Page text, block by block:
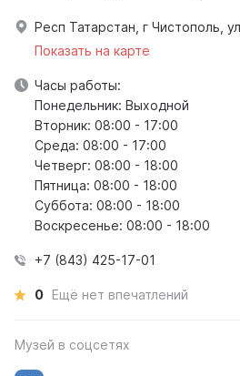
Респ Татарстан, г Чистополь,
Показать на карте
Часы работы:
Понедельник: Выходной
Вторник: 08:00 - 17:00
Среда: 08:00 - 17:00
Четверг: 08:00 - 18:00
Пятница: 08:00 - 18:00
Суббота: 08:00 - 18:00
Воскресенье: 08:00 - 18:00
+7 (843) 425-17-01
0 Ещё нет впечатлений
Музей в соцсетях